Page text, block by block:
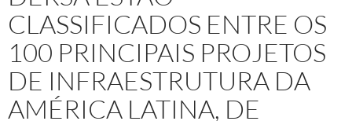
CLASSIFICADOS ENTRE OS
100 PRINCIPAIS PROJETOS
DE INFRAESTRUTURA DA
AMÉRICA LATINA, DE